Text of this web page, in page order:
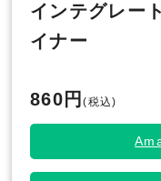
インテグレー
イナー
860円(税込)